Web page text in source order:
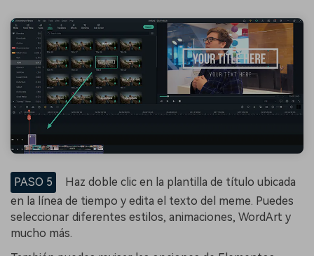
PASO 5
Haz doble clic en la plantilla de título ubicada
en la línea de tiempo y edita el texto del meme. Puedes
seleccionar diferentes estilos, animaciones, WordArt y
mucho más.